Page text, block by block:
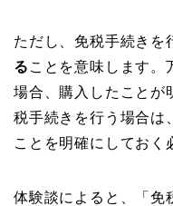
ただし、免税手続きを
る ことを意味します。
場合、購入したことが
税手続きを行う場合は
ことを明確にしておく
体験談によると、「免